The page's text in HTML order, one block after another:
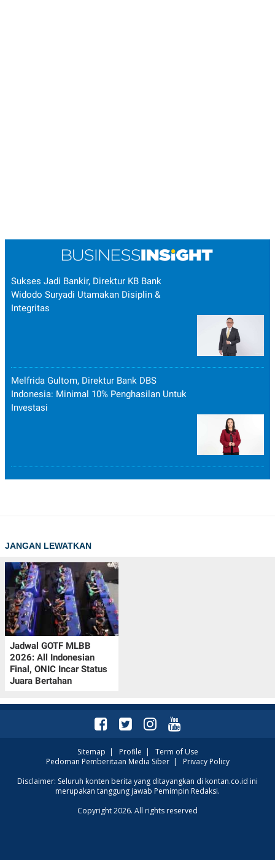
Sukses Jadi Bankir, Direktur KB Bank
Widodo Suryadi Utamakan Disiplin &
Integritas
Melfrida Gultom, Direktur Bank DBS
Indonesia: Minimal 10% Penghasilan Untuk
Investasi
JANGAN LEWATKAN
Jadwal GOTF MLBB
2026: All Indonesian
Final, ONIC Incar Status
Juara Bertahan
Sitemap | Profile | Term of Use
Pedoman Pemberitaan Media Siber| Privacy Policy
Disclaimer: Seluruh konten berita yang ditayangkan di kontan.co.id ini
merupakan tanggung jawab Pemimpin Redaksi.
Copyright 2026. All rights reserved